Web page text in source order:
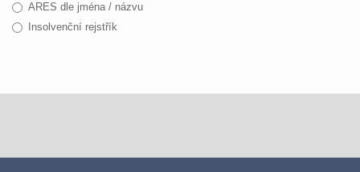
ARES dle jména / názvu
Insolvenční rejstřík